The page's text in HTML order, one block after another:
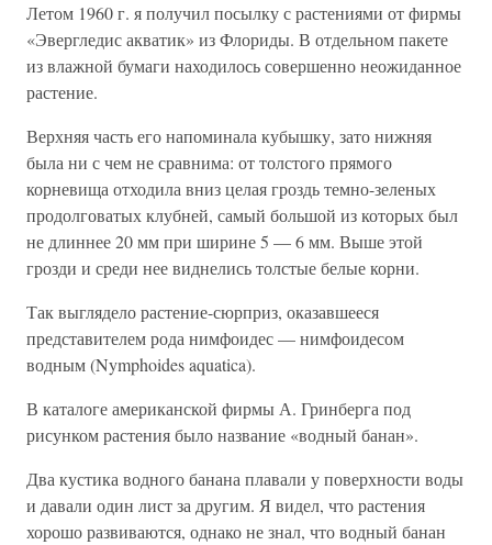
Летом 1960 г. я получил посылку с растениями от фирмы
«Эвергледис акватик» из Флориды. В отдельном пакете
из влажной бумаги находилось совершенно неожиданное
растение.
Верхняя часть его напоминала кубышку, зато нижняя
была ни с чем не сравнима: от толстого прямого
корневища отходила вниз целая гроздь темно-зеленых
продолговатых клубней, самый большой из которых был
не длиннее 20 мм при ширине 5 — 6 мм. Выше этой
грозди и среди нее виднелись толстые белые корни.
Так выглядело растение-сюрприз, оказавшееся
представителем рода нимфоидес — нимфоидесом
водным (Nymphoides aquatica).
В каталоге американской фирмы А. Гринберга под
рисунком растения было название «водный банан».
Два кустика водного банана плавали у поверхности воды
и давали один лист за другим. Я видел, что растения
хорошо развиваются, однако не знал, что водный банан